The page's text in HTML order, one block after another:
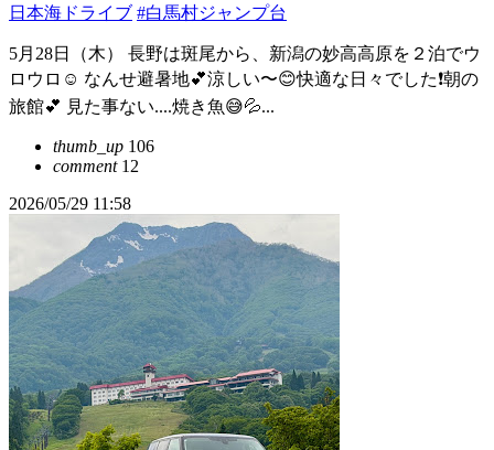
日本海ドライブ #白馬村ジャンプ台
5月28日（木） 長野は斑尾から、新潟の妙高高原を２泊でウ
ロウロ☺️ なんせ避暑地💕涼しい〜😊快適な日々でした❗️朝の
旅館💕 見た事ない....焼き魚😅💦...
thumb_up 106
comment12
2026/05/29 11:58